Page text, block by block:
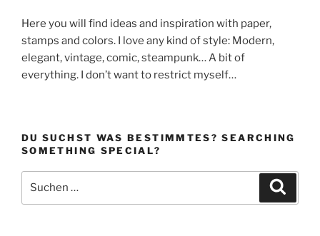
Here you will find ideas and inspiration with paper,
stamps and colors. I love any kind of style: Modern,
elegant, vintage, comic, steampunk… A bit of
everything. I don’t want to restrict myself…
DU SUCHST WAS BESTIMMTES? SEARCHING
SOMETHING SPECIAL?
nach: